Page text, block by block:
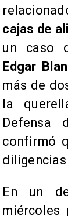
cajas de
un caso
Edgar
más de
la
Defensa
confirmó
En un
miércoles